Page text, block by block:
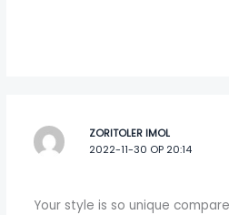
ZORITOLER IMOL
2022-11-30 OP 20:14
Your style is so unique